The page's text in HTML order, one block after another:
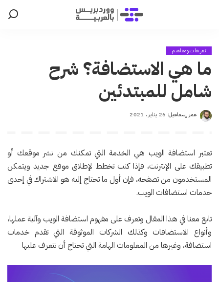
تعريفات ومفاهيم
ما هي الاستضافة؟ شرح
شامل للمبتدئين
Posted
عمر إسماعيل 26 يناير، 2021
تعتبر استضافة الويب هي الخدمة التي تمكنك من نشر موقعك أو
تطبيقك على الإنترنت، فإذا كنت تخطط لإطلاق موقع جديد ويتمكن
المستخدمون من تصفحه، فإن أول ما تحتاج إليه هو الاشتراك في إحدى
خدمات استضافات الويب.
تابع معنا في هذا المقال وتعرف على مفهوم استضافة الويب وآلية عملها،
وأنواع الاستضافات وكذلك الشركات الموثوقة التي تقدم خدمات
استضافة، وغيرها من المعلومات الهامة التي تحتاج أن تتعرف عليها